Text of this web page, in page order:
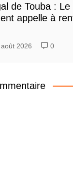
de Touba : Le
appelle à
2026 0